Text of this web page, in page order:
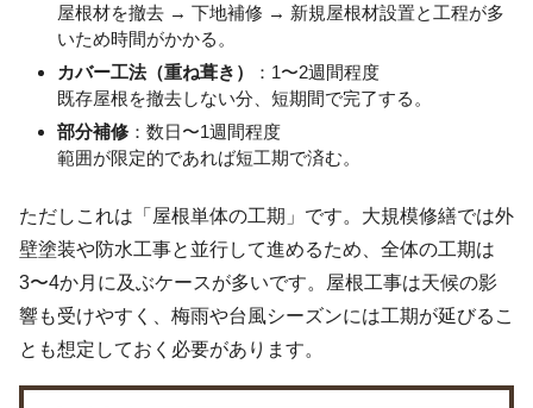
屋根材を撤去 → 下地補修 → 新規屋根材設置と工程が多
いため時間がかかる。
カバー工法（重ね葺き）
：1〜2週間程度
既存屋根を撤去しない分、短期間で完了する。
部分補修 ：数日〜1週間程度
範囲が限定的であれば短工期で済む。
ただしこれは「屋根単体の工期」です。大規模修繕では外
壁塗装や防水工事と並行して進めるため、全体の工期は
3〜4か月に及ぶケースが多いです。屋根工事は天候の影
響も受けやすく、梅雨や台風シーズンには工期が延びるこ
とも想定しておく必要があります。